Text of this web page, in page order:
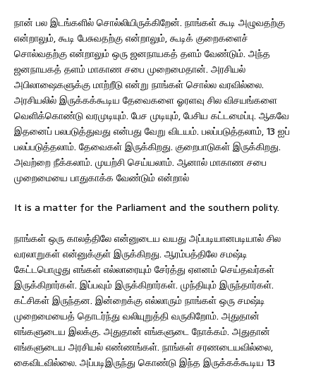
நான் பல இடங்களில் சொல்லியிருக்கிறேன். நாங்கள் கூடி அழுவதற்கு
என்றாலும், கூடி பேசுவதற்கு என்றாலும், கூடிக் குறைகளைச்
சொல்வதற்கு என்றாலும் ஒரு ஜனநாயகத் தளம் வேண்டும். அந்த
ஜனநாயகத் தளம் மாகாண சபை முறைமைதான். அரசியல்
அபிலாஷைகளுக்கு மாற்றீடு என்று நாங்கள் சொல்ல வரவில்லை.
அரசியலில் இருக்கக்கூடிய தேவைகளை ஓரளவு சில விசயங்களை
வெளிக்கொண்டு வரமுடியும். பேச முடியும், பேசிய கட்டமைப்பு. ஆகவே
இதனைப் பலபடுத்துவது என்பது வேறு விடயம். பலப்படுத்தலாம், 13 ஐப்
பலப்படுத்தலாம். தேவைகள் இருக்கிறது. குறைபாடுகள் இருக்கிறது.
அவற்றை நீக்கலாம். முயற்சி செய்யலாம். ஆனால் மாகாண சபை
முறைமையை பாதுகாக்க வேண்டும் என்றால்
It is a matter for the Parliament and the southern polity.
நாங்கள் ஒரு காலத்திலே என்னுடைய வயது அப்படியானபடியால் சில
வரலாறுகள் என்னுக்குள் இருக்கிறது. ஆரம்பத்திலே சமஷ்டி
கேட்டபொழுது எங்கள் எல்லாரையும் சேர்த்து ஏளனம் செய்தவர்கள்
இருக்கிறார்கள். இப்பவும் இருக்கிறார்கள். முந்தியும் இருந்தார்கள்.
கட்சிகள் இருந்தன. இன்றைக்கு எல்லாரும் நாங்கள் ஒரு சமஷ்டி
முறைமையைத் தொடர்ந்து வலியுறுத்தி வருகிறோம். அதுதான்
எங்களுடைய இலக்கு. அதுதான் எங்களுடை நோக்கம். அதுதான்
எங்களுடைய அரசியல் எண்ணங்கள். நாங்கள் சரணடையவில்லை,
கைவிடவில்லை. அப்படிஇருந்து கொண்டு இந்த இருக்கக்கூடிய 13